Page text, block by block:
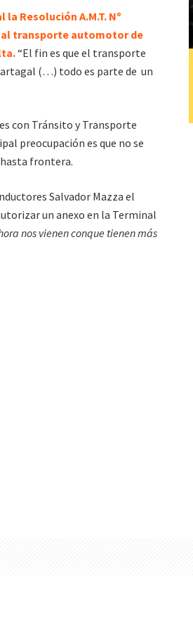
Resolución A.M.T. Nº
al transporte automotor de
“El fin es que el transporte
(…) todo es parte de un
con Tránsito y Transporte
preocupación es que no se
frontera.
Salvador Mazza el
un anexo en la Terminal
nos vienen conque tienen más